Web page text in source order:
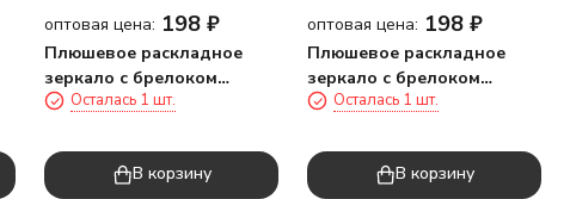
оптовая цена: 198 ₽
Плюшевое раскладное
зеркало с брелоком
"Капибара", коричневое
Осталась 1 шт.
В корзину
оптовая цена: 198 ₽
Плюшевое раскладное
зеркало с брелоком
"Капибара", белое (7*7 см)
Осталась 1 шт.
В корзину